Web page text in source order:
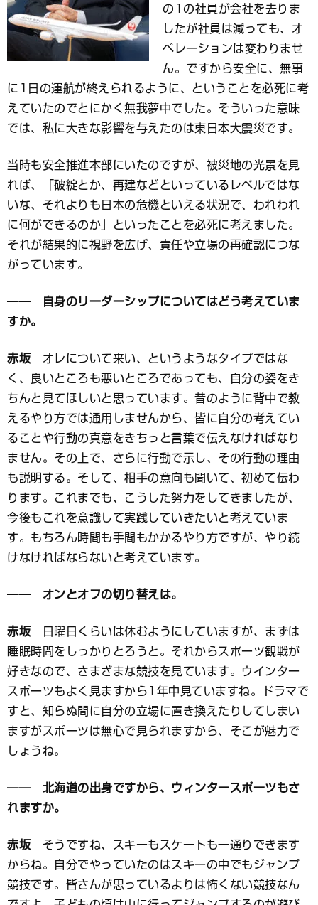
の1の社員が会社を去りま
したが社員は減っても、オ
ペレーションは変わりませ
ん。ですから安全に、無事
に1日の運航が終えられるように、ということを必死に考
えていたのでとにかく無我夢中でした。そういった意味
では、私に大きな影響を与えたのは東日本大震災です。
当時も安全推進本部にいたのですが、被災地の光景を見
れば、「破綻とか、再建などといっているレベルではな
いな、それよりも日本の危機といえる状況で、われわれ
に何ができるのか」といったことを必死に考えました。
それが結果的に視野を広げ、責任や立場の再確認につな
がっています。
―― 自身のリーダーシップについてはどう考えていま
すか。
赤坂 オレについて来い、というようなタイプではな
く、良いところも悪いところであっても、自分の姿をき
ちんと見てほしいと思っています。昔のように背中で教
えるやり方では通用しませんから、皆に自分の考えてい
ることや行動の真意をきちっと言葉で伝えなければなり
ません。その上で、さらに行動で示し、その行動の理由
も説明する。そして、相手の意向も聞いて、初めて伝わ
ります。これまでも、こうした努力をしてきましたが、
今後もこれを意識して実践していきたいと考えていま
す。もちろん時間も手間もかかるやり方ですが、やり続
けなければならないと考えています。
―― オンとオフの切り替えは。
赤坂 日曜日くらいは休むようにしていますが、まずは
睡眠時間をしっかりとろうと。それからスポーツ観戦が
好きなので、さまざまな競技を見ています。ウインター
スポーツもよく見ますから1年中見ていますね。ドラマで
すと、知らぬ間に自分の立場に置き換えたりしてしまい
ますがスポーツは無心で見られますから、そこが魅力で
しょうね。
―― 北海道の出身ですから、ウィンタースポーツもさ
れますか。
赤坂 そうですね、スキーもスケートも一通りできます
からね。自分でやっていたのはスキーの中でもジャンプ
競技です。皆さんが思っているよりは怖くない競技なん